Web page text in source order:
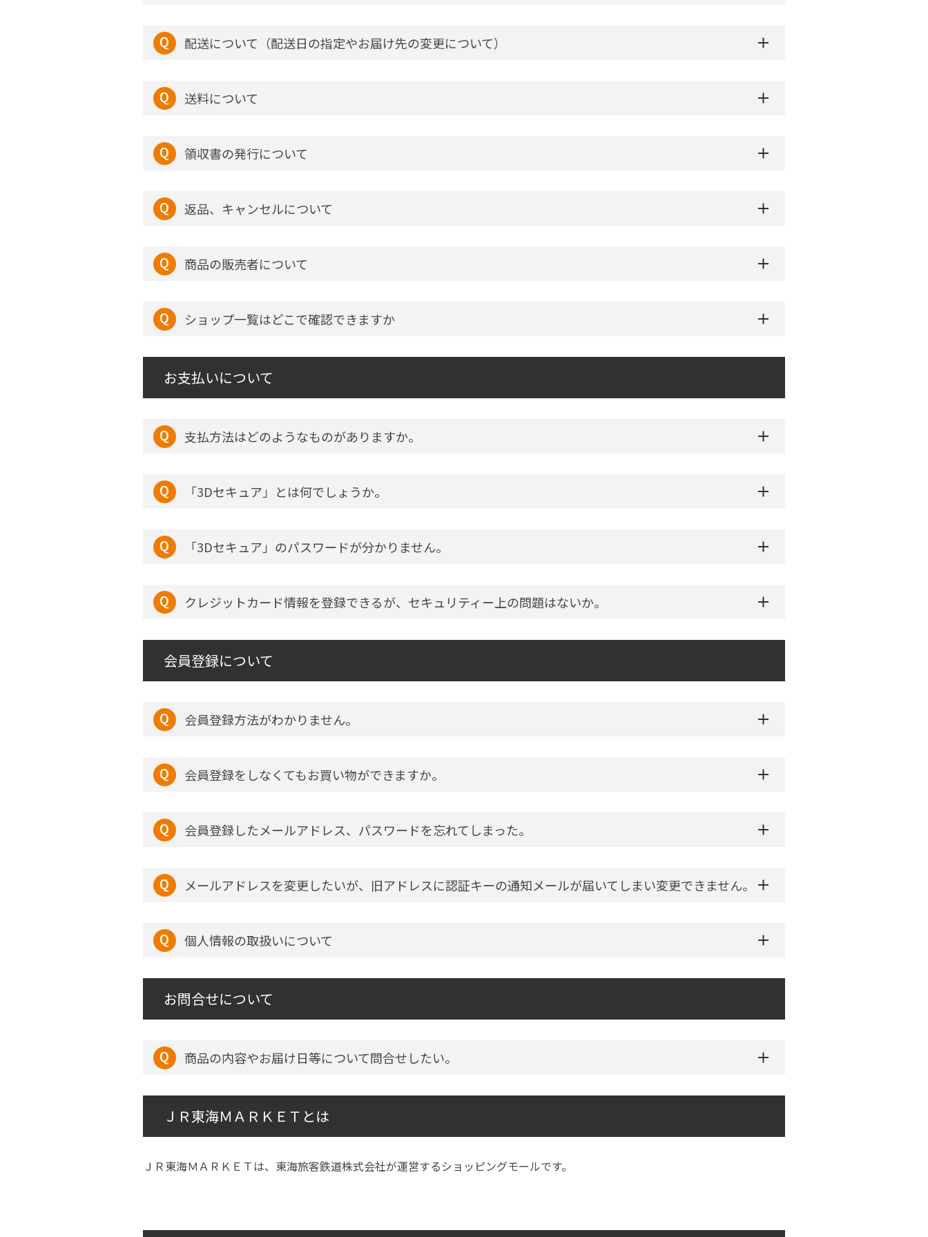
配送について（配送日の指定やお届け先の変更について）
送料について
領収書の発行について
返品、キャンセルについて
商品の販売者について
ショップ一覧はどこで確認できますか
お支払いについて
支払方法はどのようなものがありますか。
「3Dセキュア」とは何でしょうか。
「3Dセキュア」のパスワードが分かりません。
クレジットカード情報を登録できるが、セキュリティー上の問題はないか。
会員登録について
会員登録方法がわかりません。
会員登録をしなくてもお買い物ができますか。
会員登録したメールアドレス、パスワードを忘れてしまった。
メールアドレスを変更したいが、旧アドレスに認証キーの通知メールが届いてしまい変更できません。
個人情報の取扱いについて
お問合せについて
商品の内容やお届け日等について問合せしたい。
ＪＲ東海ＭＡＲＫＥＴとは
ＪＲ東海ＭＡＲＫＥＴは、東海旅客鉄道株式会社が運営するショッピングモールです。